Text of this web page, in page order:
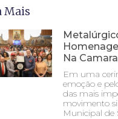
Mais
Na
Em uma
emoção e
das mais
movimento
Municipal de